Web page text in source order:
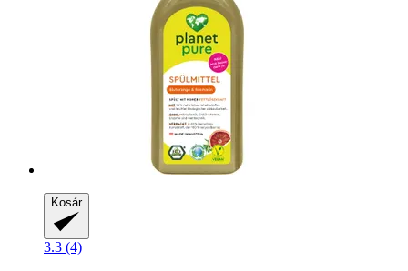
Kosár
3.3 (4)